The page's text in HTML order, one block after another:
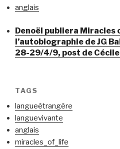
anglais
Denoël publiera Miracles
l’autobiographie de JG
28-29/4/9, post de
TAGS
langueétrangère
languevivante
anglais
miracles_of_life